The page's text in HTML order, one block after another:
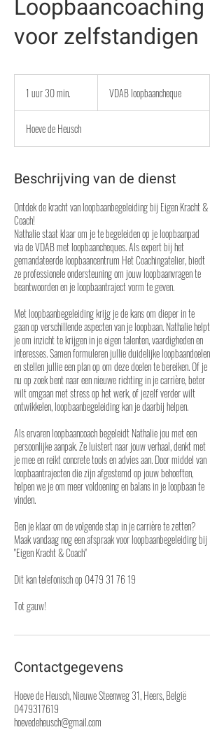
Loopbaancoaching
voor zelfstandigen
1 uur 30 min.
3
0
i
n
VDAB loopbaancheque
Hoeve de Heusch
Beschrijving van de dienst
Ontdek de kracht van loopbaanbegeleiding bij Eigen Kracht &
Coach!
Nathalie staat klaar om je te begeleiden op je loopbaanpad
via de VDAB met loopbaancheques. Als expert bij het
gemandateerde loopbaancentrum Het Coachingatelier, biedt
ze professionele ondersteuning om jouw loopbaanvragen te
beantwoorden en je loopbaantraject vorm te geven.
Met loopbaanbegeleiding krijg je de kans om dieper in te
gaan op verschillende aspecten van je loopbaan. Nathalie helpt
je om inzicht te krijgen in je eigen talenten, vaardigheden en
interesses. Samen formuleren jullie duidelijke loopbaandoelen
en stellen jullie een plan op om deze doelen te bereiken. Of je
nu op zoek bent naar een nieuwe richting in je carrière, beter
wilt omgaan met stress op het werk, of jezelf verder wilt
ontwikkelen, loopbaanbegeleiding kan je daarbij helpen.
Als ervaren loopbaancoach begeleidt Nathalie jou met een
persoonlijke aanpak. Ze luistert naar jouw verhaal, denkt met
je mee en reikt concrete tools en advies aan. Door middel van
loopbaantrajecten die zijn afgestemd op jouw behoeften,
helpen we je om meer voldoening en balans in je loopbaan te
vinden.
Ben je klaar om de volgende stap in je carrière te zetten?
Maak vandaag nog een afspraak voor loopbaanbegeleiding bij
"Eigen Kracht & Coach"
Dit kan telefonisch op 0479 31 76 19
Tot gauw!
Contactgegevens
Hoeve de Heusch, Nieuwe Steenweg 31, Heers, België
0479317619
hoevedeheusch@gmail.com